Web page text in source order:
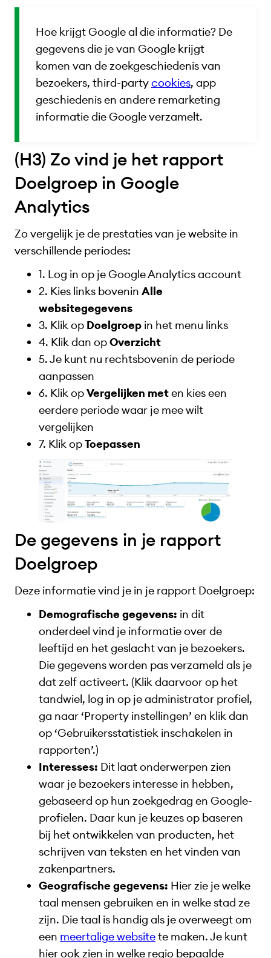
Hoe krijgt Google al die informatie? De
gegevens die je van Google krijgt
komen van de zoekgeschiedenis van
bezoekers, third-partycookies, app
geschiedenis en andere remarketing
informatie die Google verzamelt.
(H3) Zo vind je het rapport
Doelgroep in Google
Analytics
Zo vergelijk je de prestaties van je website in
verschillende periodes:
1. Log in op je Google Analytics account
2. Kies links bovenin Alle
websitegegevens
3. Klik op Doelgroep in het menu links
4. Klik dan opOverzicht
5. Je kunt nu rechtsbovenin de periode
aanpassen
6. Klik opVergelijken meten kies een
eerdere periode waar je mee wilt
vergelijken
7. Klik opToepassen
De gegevens in je rapport
Doelgroep
Deze informatie vind je in je rapport Doelgroep:
Demografische gegevens: in dit
onderdeel vind je informatie over de
leeftijd en het geslacht van je bezoekers.
Die gegevens worden pas verzameld als je
dat zelf activeert. (Klik daarvoor op het
tandwiel, log in op je administrator profiel,
ga naar ‘Property instellingen’ en klik dan
op ‘Gebruikersstatistiek inschakelen in
rapporten’.)
Interesses: Dit laat onderwerpen zien
waar je bezoekers interesse in hebben,
gebaseerd op hun zoekgedrag en Google-
profielen. Daar kun je keuzes op baseren
bij het ontwikkelen van producten, het
schrijven van teksten en het vinden van
zakenpartners.
Geografische gegevens: Hier zie je welke
taal mensen gebruiken en in welke stad ze
zijn. Die taal is handig als je overweegt om
een meertalige websitete maken. Je kunt
hier ook zien in welke regio bepaalde